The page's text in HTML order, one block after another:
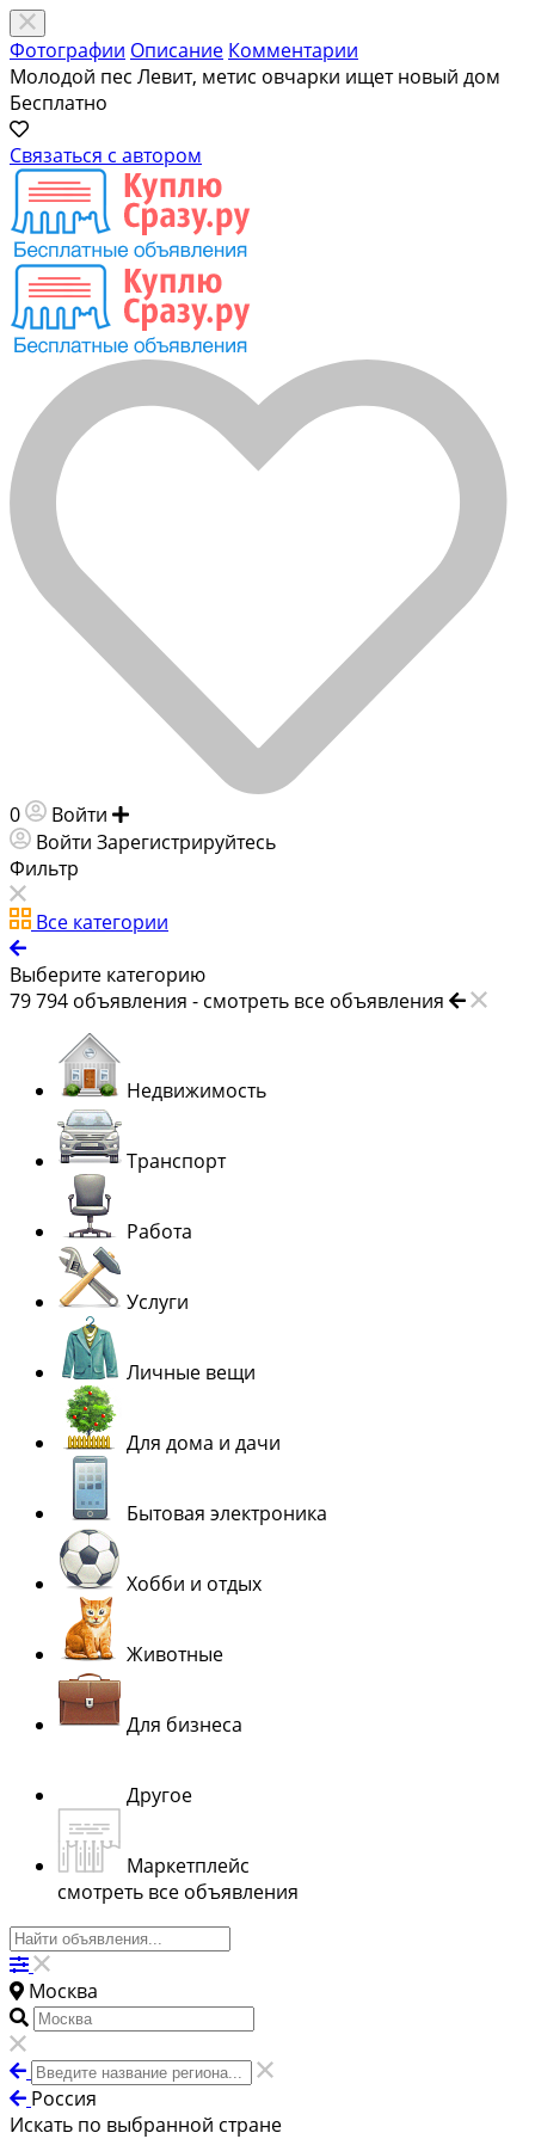
Фотографии Описание Комментарии
Молодой пес Левит, метис овчарки ищeт новый дoм
Бесплатно
Связаться с автором
0 Войти
Войти Зарегистрируйтесь
Фильтр
Все категории
Выберите категорию
79 794 объявления - смотреть все объявления
Недвижимость
Транспорт
Работа
Услуги
Личные вещи
Для дома и дачи
Бытовая электроника
Хобби и отдых
Животные
Для бизнеса
Другое
Маркетплейс
смотреть все объявления
Москва
Россия
Искать по выбранной стране